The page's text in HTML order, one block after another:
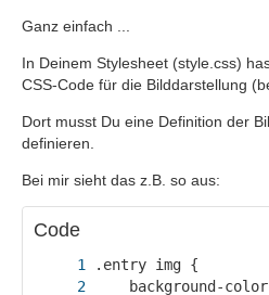
Ganz einfach ...
In Deinem Stylesheet (style.css)
CSS-Code für die Bilddarstellung
Dort musst Du eine Definition der
definieren.
Bei mir sieht das z.B. so aus:
Code